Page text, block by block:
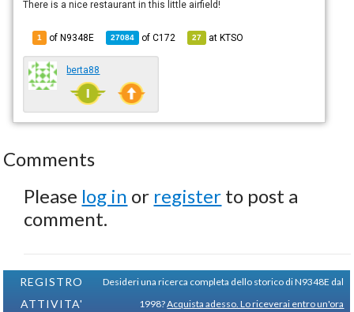
There is a nice restaurant in this little airfield!
1 of N9348E 27084 ofC172 27 atKTSO
berta88
Comments
Please log in or register to post a
comment.
REGISTRO
ATTIVITA'
Desideri una ricerca completa dello storico di N9348E dal
1998?Acquista adesso. Lo riceverai entro un'ora